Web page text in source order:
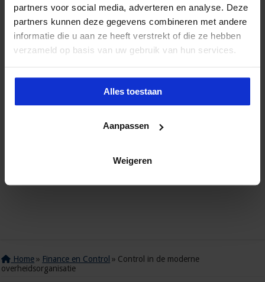
partners voor social media, adverteren en analyse. Deze
partners kunnen deze gegevens combineren met andere
informatie die u aan ze heeft verstrekt of die ze hebben
verzameld op basis van uw gebruik van hun services.
Alles toestaan
Aanpassen
Weigeren
Home » Finance en Control » Control in de moderne
overheidsorganisatie